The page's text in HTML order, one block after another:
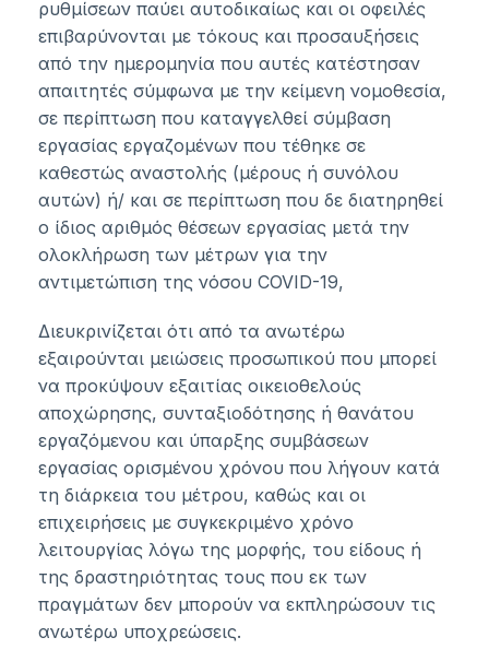
ρυθμίσεων παύει αυτοδικαίως και οι οφειλές
επιβαρύνονται με τόκους και προσαυξήσεις
από την ημερομηνία που αυτές κατέστησαν
απαιτητές σύμφωνα με την κείμενη νομοθεσία,
σε περίπτωση που καταγγελθεί σύμβαση
εργασίας εργαζομένων που τέθηκε σε
καθεστώς αναστολής (μέρους ή συνόλου
αυτών) ή/ και σε περίπτωση που δε διατηρηθεί
ο ίδιος αριθμός θέσεων εργασίας μετά την
ολοκλήρωση των μέτρων για την
αντιμετώπιση της νόσου COVID-19,
Διευκρινίζεται ότι από τα ανωτέρω
εξαιρούνται μειώσεις προσωπικού που μπορεί
να προκύψουν εξαιτίας οικειοθελούς
αποχώρησης, συνταξιοδότησης ή θανάτου
εργαζόμενου και ύπαρξης συμβάσεων
εργασίας ορισμένου χρόνου που λήγουν κατά
τη διάρκεια του μέτρου, καθώς και οι
επιχειρήσεις με συγκεκριμένο χρόνο
λειτουργίας λόγω της μορφής, του είδους ή
της δραστηριότητας τους που εκ των
πραγμάτων δεν μπορούν να εκπληρώσουν τις
ανωτέρω υποχρεώσεις.